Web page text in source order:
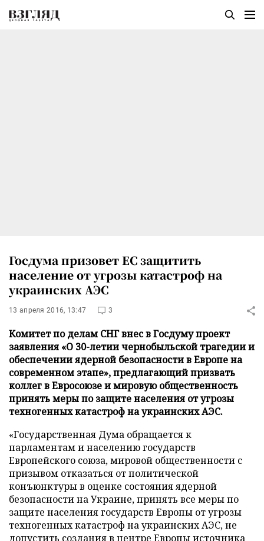
Госдума призовет ЕС защитить
население от угрозы катастроф на
украинских АЭС
13 апреля 2016, 13:47 3
Комитет по делам СНГ внес в Госдуму проект
заявления «О 30-летии чернобыльской трагедии и
обеспечении ядерной безопасности в Европе на
современном этапе», предлагающий призвать
коллег в Евросоюзе и мировую общественность
принять меры по защите населения от угрозы
техногенных катастроф на украинских АЭС.
«Государственная Дума обращается к
парламентам и населению государств
Европейского союза, мировой общественности с
призывом отказаться от политической
конъюнктуры в оценке состояния ядерной
безопасности на Украине, принять все меры по
защите населения государств Европы от угрозы
техногенных катастроф на украинских АЭС, не
допустить создания в центре Европы источника